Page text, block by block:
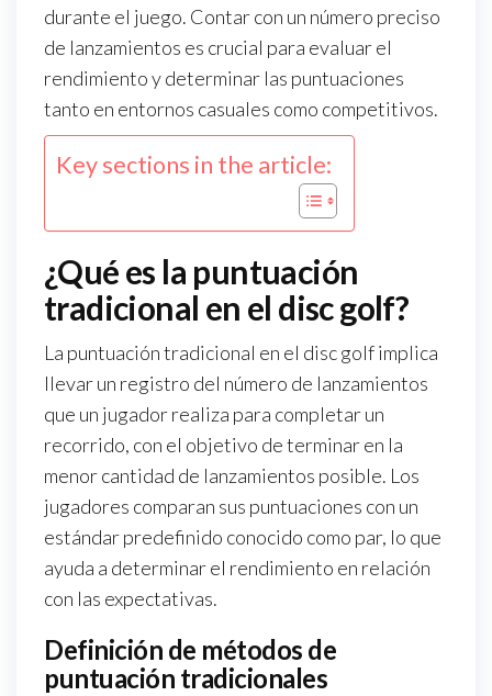
durante el juego. Contar con un número preciso
de lanzamientos es crucial para evaluar el
rendimiento y determinar las puntuaciones
tanto en entornos casuales como competitivos.
Key sections in the article:
¿Qué es la puntuación
tradicional en el disc golf?
La puntuación tradicional en el disc golf implica
llevar un registro del número de lanzamientos
que un jugador realiza para completar un
recorrido, con el objetivo de terminar en la
menor cantidad de lanzamientos posible. Los
jugadores comparan sus puntuaciones con un
estándar predefinido conocido como par, lo que
ayuda a determinar el rendimiento en relación
con las expectativas.
Definición de métodos de
puntuación tradicionales